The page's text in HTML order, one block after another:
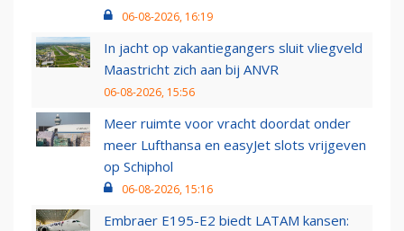
06-08-2026, 16:19
In jacht op vakantiegangers sluit vliegveld
Maastricht zich aan bij ANVR
06-08-2026, 15:56
Meer ruimte voor vracht doordat onder
meer Lufthansa en easyJet slots vrijgeven
op Schiphol
06-08-2026, 15:16
Embraer E195-E2 biedt LATAM kansen: